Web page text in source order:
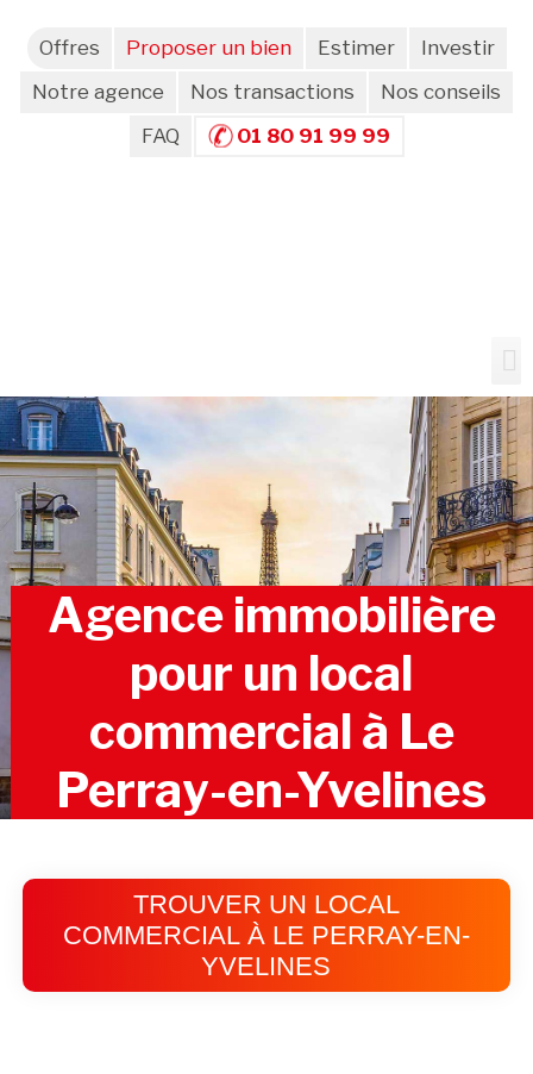
Offres Proposer un bien Estimer
Investir
Notre agence
Nos transactions
Nos conseils
FAQ
01 80 91 99 99
Agence immobilière
pour un local
commercial à Le
Perray-en-Yvelines
TROUVER UN LOCAL
COMMERCIAL À LE PERRAY-EN-
YVELINES